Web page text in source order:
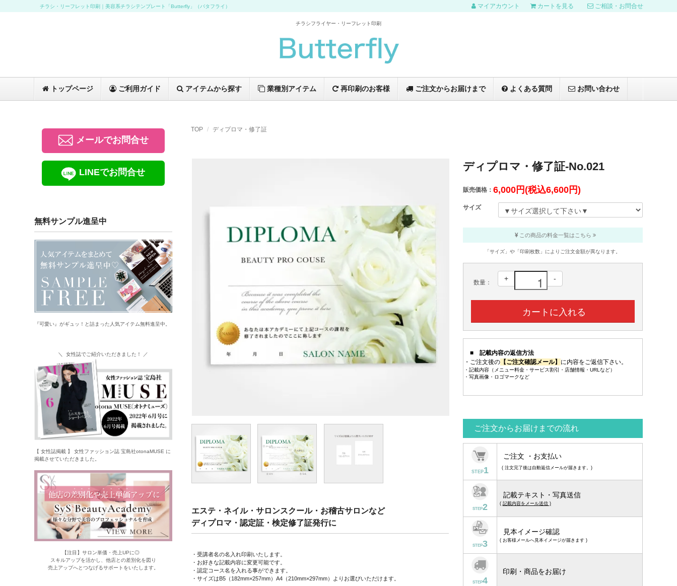
チラシ・リーフレット印刷｜美容系チラシテンプレート「Butterfly」（バタフライ） マイアカウント カートを見る ご相談・お問合せ
チラシフライヤー・リーフレット印刷
トップページ ご利用ガイド アイテムから探す 業種別アイテム 再印刷のお客様 ご注文からお届けまで よくある質問 お問い合わせ
TOP ディプロマ・修了証
エステ・ネイル・サロンスクール・お稽古サロンなど
ディプロマ・認定証・検定修了証発行に
・受講者名の名入れ印刷いたします。
・お好きな記載内容に変更可能です。
・認定コース名を入れる事ができます。
・サイズはB5（182mm×257mm）A4（210mm×297mm）よりお選びいただけます。
ディプロマ・修了証-No.021
販売価格： 6,000円(税込6,600円)
サイズ
この商品の料金一覧はこちら
「サイズ」や「印刷枚数」によりご注文金額が異なります。
数量：
+ -
■ 記載内容の返信方法
・ご注文後の【ご注文確認メール】 に内容をご返信下さい。
・記載内容（メニュー料金・サービス割引・店舗情報・URLなど）
・写真画像・ロゴマークなど
ご注文からお届けまでの流れ
STEP1
ご注文 ・お支払い
( 注文完了後は自動返信メールが届きます。)
STEP2
記載テキスト・写真送信
( 記載内容をメール送信 )
STEP3
見本イメージ確認
( お客様メールへ見本イメージが届きます )
STEP4
印刷・商品をお届け
メールでお問合せ
LINEでお問合せ
無料サンプル進呈中
『可愛い』がギュッ！と詰まった人気アイテム無料進呈中。
＼ 女性誌でご紹介いただきました！ ／
【 女性誌掲載 】 女性ファッション誌 宝島社otonaMUSE に
掲載させていただきました。
【注目】サロン単価・売上UPに◎
スキルアップを活かし、他店との差別化を図り
売上アップへとつなげるサポートをいたします。